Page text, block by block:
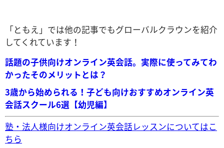
「ともえ」では他の記事でもグローバルクラウンを紹介
してくれています！
話題の子供向けオンライン英会話。実際に使ってみてわ
かったそのメリットとは？
3歳から始められる！子ども向けおすすめオンライン英
会話スクール6選【幼児編】
塾・法人様向けオンライン英会話レッスンについてはこ
ちら